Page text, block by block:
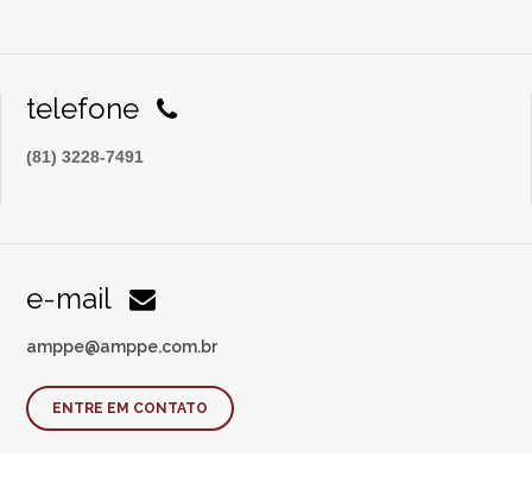
telefone
(81) 3228-7491
e-mail
amppe@amppe.com.br
ENTRE EM CONTATO